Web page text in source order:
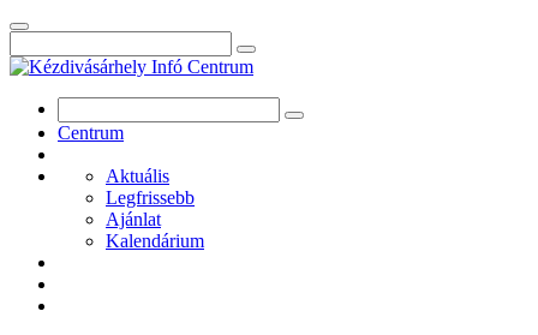
Centrum
Aktuális
Legfrissebb
Ajánlat
Kalendárium